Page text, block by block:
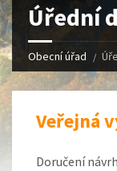
Úřední
Obecní úřad
Veřejná
Doručení